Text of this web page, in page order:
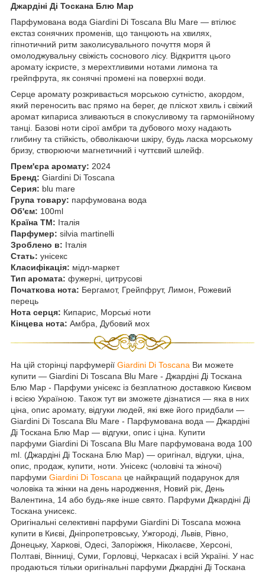
Джардіні Ді Тоскана Блю Мар
Парфумована вода Giardini Di Toscana Blu Mare — втілює
екстаз сонячних променів, що танцюють на хвилях,
гіпнотичний ритм заколисувального почуття моря й
омолоджувальну свіжість соснового лісу. Відкриття цього
аромату іскристе, з мерехтливими нотами лимона та
грейпфрута, як сонячні промені на поверхні води.
Серце аромату розкривається морською сутністю, акордом,
який переносить вас прямо на берег, де пліскот хвиль і свіжий
аромат кипариса зливаються в спокусливому та гармонійному
танці. Базові ноти сірої амбри та дубового моху надають
глибину та стійкість, обволікаючи шкіру, будь ласка морському
бризу, створюючи магнетичний і чуттєвий шлейф.
Прем'єра аромату: 2024
Бренд: Giardini Di Toscana
Серия: blu mare
Група товару: парфумована вода
Об'єм: 100ml
Країна ТМ: Італія
Парфумер: silvia martinelli
Зроблено в: Італія
Стать: унісекс
Класифікація: мідл-маркет
Тип аромата: фужерні, цитрусові
Початкова нота: Бергамот, Грейпфрут, Лимон, Рожевий
перець
Нота серця: Кипарис, Морські ноти
Кінцева нота: Амбра, Дубовий мох
На цій сторінці парфумерії Giardini Di Toscana Ви можете
купити — Giardini Di Toscana Blu Mare - Джардіні Ді Тоскана
Блю Мар - Парфуми унісекс із безплатною доставкою Києвом
і всією Україною. Також тут ви зможете дізнатися — яка в них
ціна, опис аромату, відгуки людей, які вже його придбали —
Giardini Di Toscana Blu Mare - Парфумована вода — Джардіні
Ді Тоскана Блю Мар — відгуки, опис і ціна. Купити
парфуми Giardini Di Toscana Blu Mare парфумована вода 100
ml. (Джардіні Ді Тоскана Блю Мар) — оригінал, відгуки, ціна,
опис, продаж, купити, ноти. Унісекс (чоловічі та жіночі)
парфуми Giardini Di Toscana це найкращий подарунок для
чоловіка та жінки на день народження, Новий рік, День
Валентина, 14 або будь-яке інше свято. Парфуми Джардіні Ді
Тоскана унисекс.
Оригінальні селективні парфуми Giardini Di Toscana можна
купити в Києві, Дніпропетровську, Ужгороді, Львів, Рівно,
Донецьку, Харкові, Одесі, Запоріжжя, Ніколаєве, Херсоні,
Полтаві, Вінниці, Суми, Горловці, Черкасах і всій Україні. У нас
продаються тільки оригінальні парфуми Джардіні Ді Тоскана